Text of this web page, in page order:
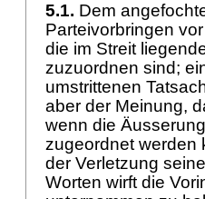
5.1. Dem
Parteivorbringen
die im Streit
zuzuordnen sind;
umstrittenen
aber der Meinung,
wenn die
zugeordnet werden
der Verletzung
Worten wirft die